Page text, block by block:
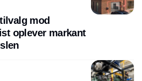
mod
oplever markant